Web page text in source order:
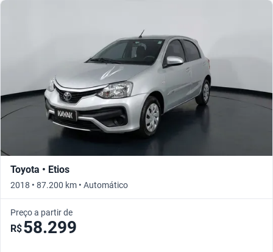
Toyota • Etios
2018 • 87.200 km • Automático
Preço a partir de
R$58.299